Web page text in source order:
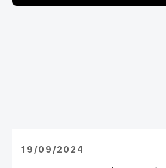
19/09/2024